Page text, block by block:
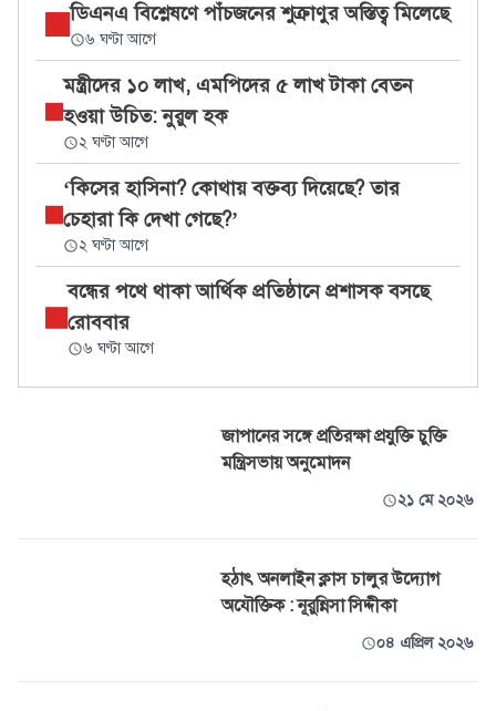
ডিএনএ বিশ্লেষণে পাঁচজনের শুক্রাণুর অস্তিত্ব মিলেছে
৬ ঘণ্টা আগে
মন্ত্রীদের ১০ লাখ, এমপিদের ৫ লাখ টাকা বেতন
হওয়া উচিত: নুরুল হক
২ ঘণ্টা আগে
‘কিসের হাসিনা? কোথায় বক্তব্য দিয়েছে? তার
চেহারা কি দেখা গেছে?’
২ ঘণ্টা আগে
বন্ধের পথে থাকা আর্থিক প্রতিষ্ঠানে প্রশাসক বসছে
রোববার
৬ ঘণ্টা আগে
জাপানের সঙ্গে প্রতিরক্ষা প্রযুক্তি চুক্তি
মন্ত্রিসভায় অনুমোদন
২১ মে ২০২৬
হঠাৎ অনলাইন ক্লাস চালুর উদ্যোগ
অযৌক্তিক : নূরুন্নিসা সিদ্দীকা
০৪ এপ্রিল ২০২৬